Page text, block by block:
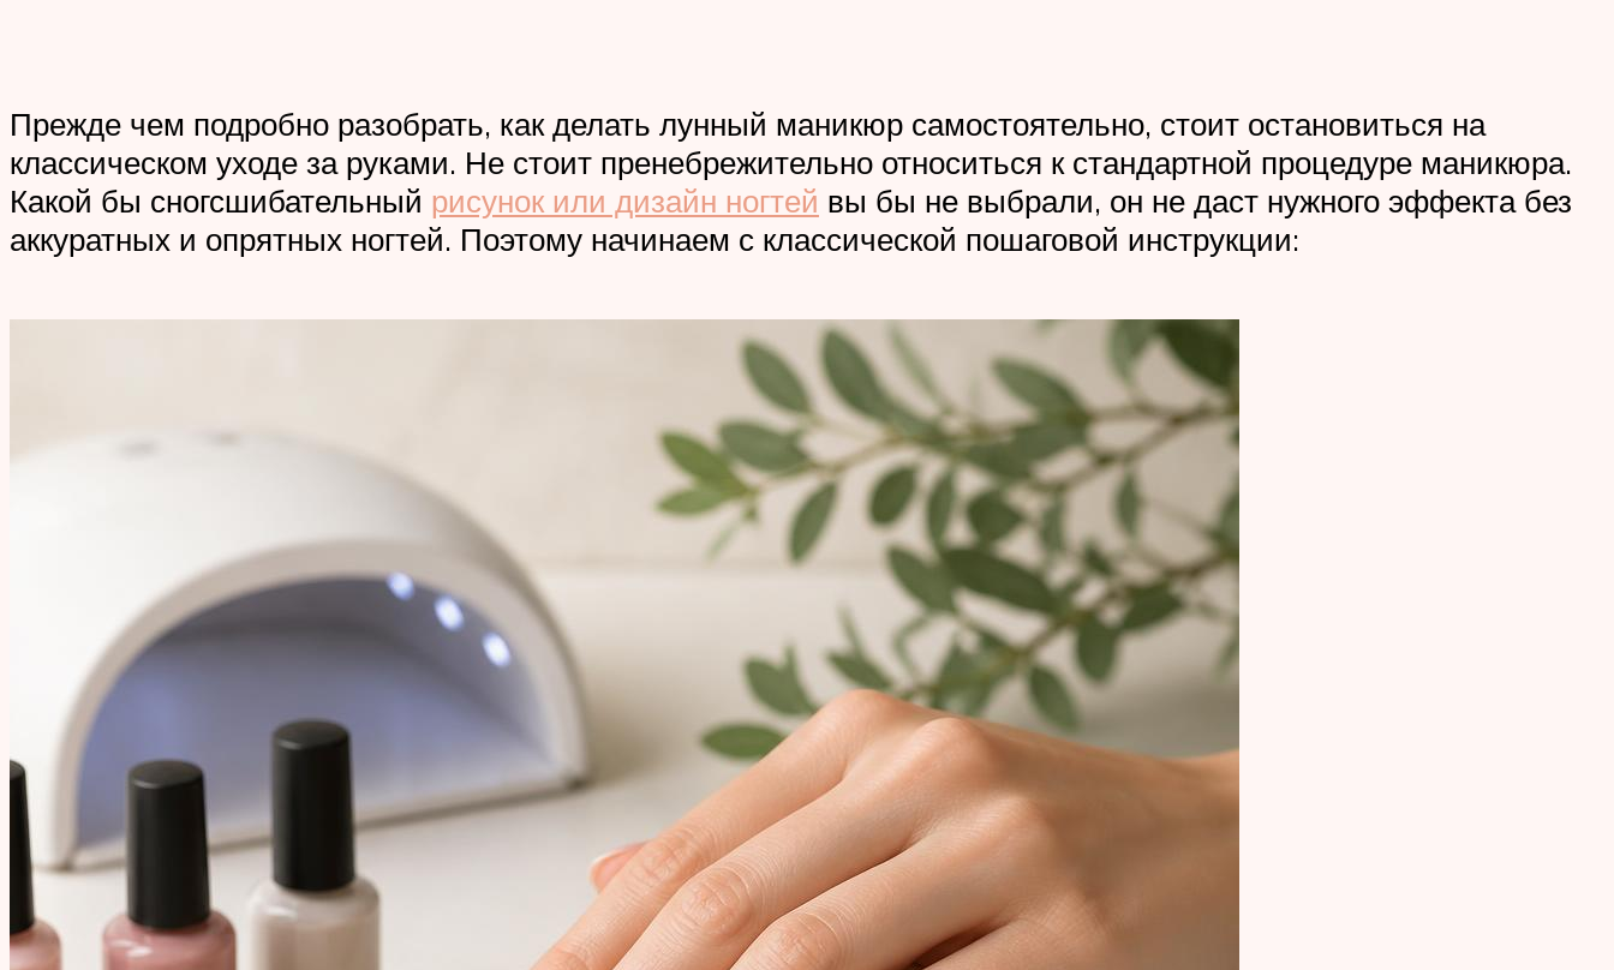
Прежде чем подробно разобрать, как делать лунный маникюр самостоятельно, стоит остановиться на
классическом уходе за руками. Не стоит пренебрежительно относиться к стандартной процедуре маникюра.
Какой бы сногсшибательный рисунок или дизайн ногтей вы бы не выбрали, он не даст нужного эффекта без
аккуратных и опрятных ногтей. Поэтому начинаем с классической пошаговой инструкции: